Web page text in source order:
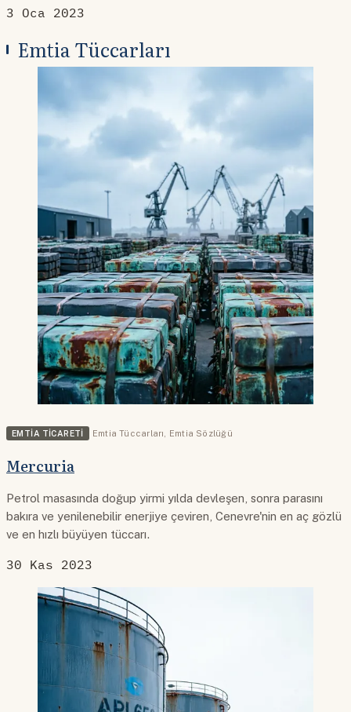
3 Oca 2023
Emtia Tüccarları
EMTIA TICARETI Emtia Tüccarları Emtia Sözlüğü
Mercuria
Petrol masasında doğup yirmi yılda devleşen, sonra parasını
bakıra ve yenilenebilir enerjiye çeviren, Cenevre'nin en aç gözlü
ve en hızlı büyüyen tüccarı.
30 Kas 2023